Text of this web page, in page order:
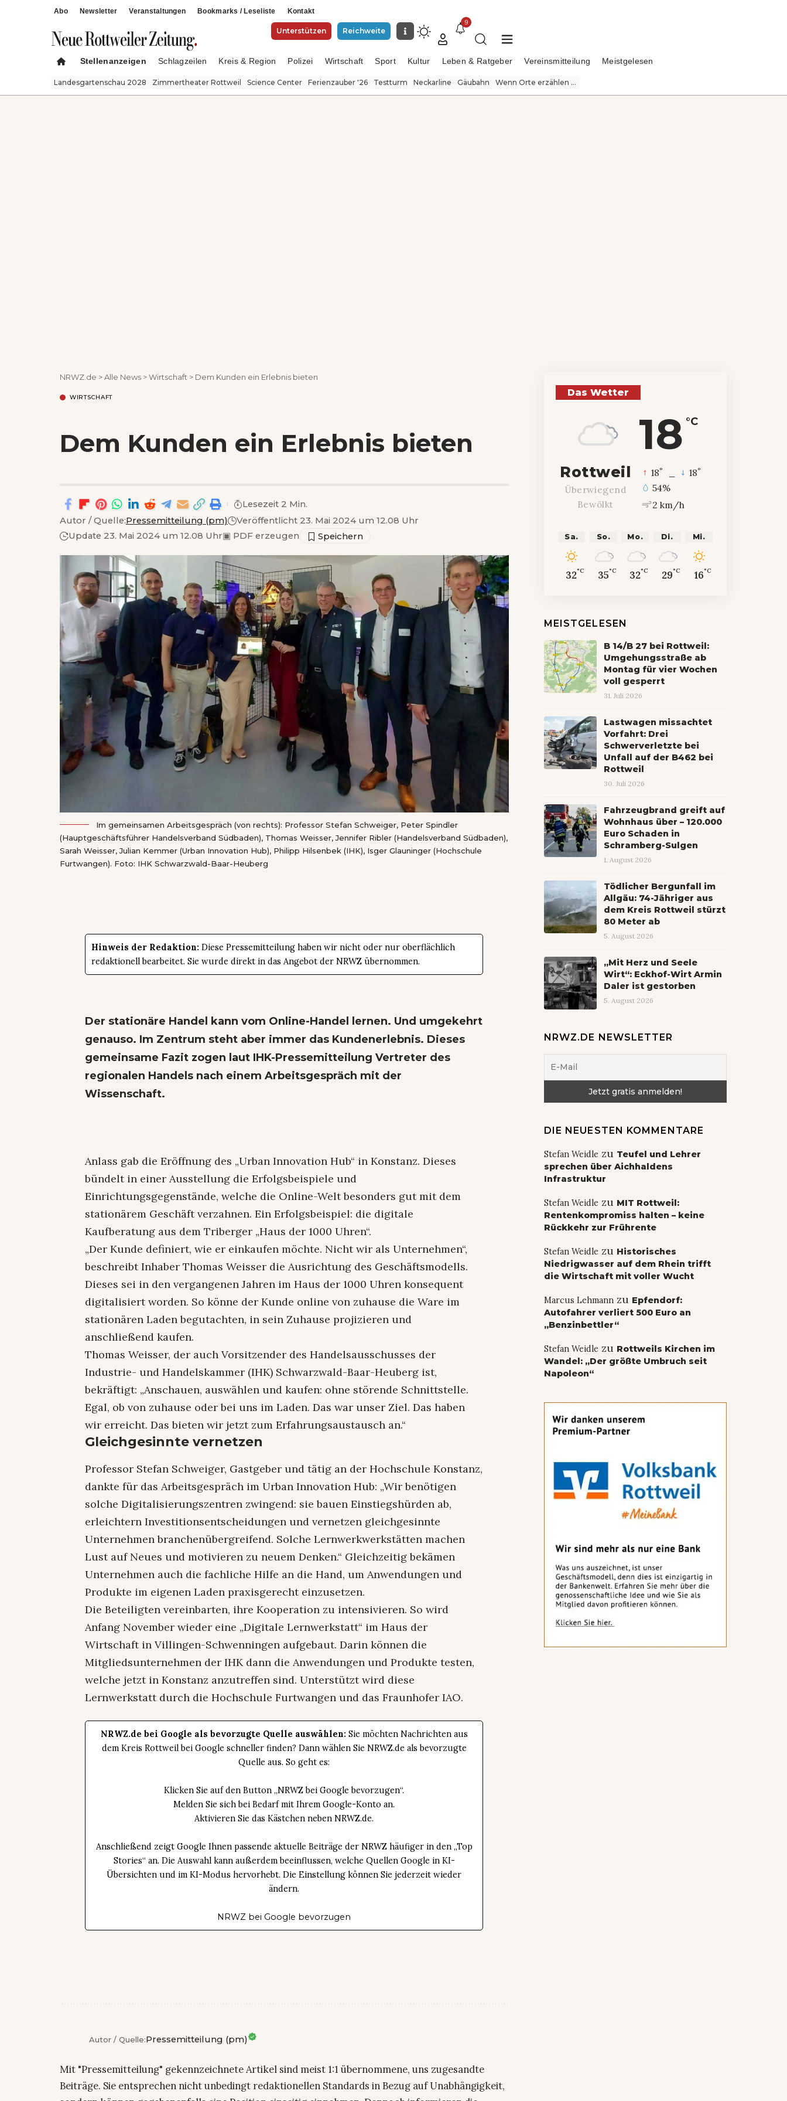
Abo Newsletter Veranstaltungen Bookmarks / Leseliste Kontakt
Unterstützen Reichweite
9
Stellenanzeigen Schlagzeilen Kreis & Region Polizei Wirtschaft Sport Kultur Leben & Ratgeber Vereinsmitteilung Meistgelesen
Landesgartenschau 2028 Zimmertheater Rottweil Science Center Ferienzauber '26 Testturm Neckarline Gäubahn Wenn Orte erzählen ...
NRWZ.de >Alle News >Wirtschaft > Dem Kunden ein Erlebnis bieten
WIRTSCHAFT
Dem Kunden ein Erlebnis bieten
Autor / Quelle:Pressemitteilung (pm)
Veröffentlicht 23. Mai 2024 um 12.08 Uhr
Update 23. Mai 2024 um 12.08 Uhr▣ PDF erzeugen
Lesezeit 2 Min.
Im gemeinsamen Arbeitsgespräch (von rechts): Professor Stefan Schweiger, Peter Spindler
(Hauptgeschäftsführer Handelsverband Südbaden), Thomas Weisser, Jennifer Ribler (Handelsverband Südbaden),
Sarah Weisser, Julian Kemmer (Urban Innovation Hub), Philipp Hilsenbek (IHK), Isger Glauninger (Hochschule
Furtwangen). Foto: IHK Schwarzwald-Baar-Heuberg
Hinweis der Redaktion: Diese Pressemitteilung haben wir nicht oder nur oberflächlich
redaktionell bearbeitet. Sie wurde direkt in das Angebot der NRWZ übernommen.
Der stationäre Handel kann vom Online-Handel lernen. Und umgekehrt
genauso. Im Zentrum steht aber immer das Kundenerlebnis. Dieses
gemeinsame Fazit zogen laut IHK-Pressemitteilung Vertreter des
regionalen Handels nach einem Arbeitsgespräch mit der
Wissenschaft.
Anlass gab die Eröffnung des „Urban Innovation Hub“ in Konstanz. Dieses
bündelt in einer Ausstellung die Erfolgsbeispiele und
Einrichtungsgegenstände, welche die Online-Welt besonders gut mit dem
stationärem Geschäft verzahnen. Ein Erfolgsbeispiel: die digitale
Kaufberatung aus dem Triberger „Haus der 1000 Uhren“.
„Der Kunde definiert, wie er einkaufen möchte. Nicht wir als Unternehmen“,
beschreibt Inhaber Thomas Weisser die Ausrichtung des Geschäftsmodells.
Dieses sei in den vergangenen Jahren im Haus der 1000 Uhren konsequent
digitalisiert worden. So könne der Kunde online von zuhause die Ware im
stationären Laden begutachten, in sein Zuhause projizieren und
anschließend kaufen.
Thomas Weisser, der auch Vorsitzender des Handelsausschusses der
Industrie- und Handelskammer (IHK) Schwarzwald-Baar-Heuberg ist,
bekräftigt: „Anschauen, auswählen und kaufen: ohne störende Schnittstelle.
Egal, ob von zuhause oder bei uns im Laden. Das war unser Ziel. Das haben
wir erreicht. Das bieten wir jetzt zum Erfahrungsaustausch an.“
Gleichgesinnte vernetzen
Professor Stefan Schweiger, Gastgeber und tätig an der Hochschule Konstanz,
dankte für das Arbeitsgespräch im Urban Innovation Hub: „Wir benötigen
solche Digitalisierungszentren zwingend: sie bauen Einstiegshürden ab,
erleichtern Investitionsentscheidungen und vernetzen gleichgesinnte
Unternehmen branchenübergreifend. Solche Lernwerkwerkstätten machen
Lust auf Neues und motivieren zu neuem Denken.“ Gleichzeitig bekämen
Unternehmen auch die fachliche Hilfe an die Hand, um Anwendungen und
Produkte im eigenen Laden praxisgerecht einzusetzen.
Die Beteiligten vereinbarten, ihre Kooperation zu intensivieren. So wird
Anfang November wieder eine „Digitale Lernwerkstatt“ im Haus der
Wirtschaft in Villingen-Schwenningen aufgebaut. Darin können die
Mitgliedsunternehmen der IHK dann die Anwendungen und Produkte testen,
welche jetzt in Konstanz anzutreffen sind. Unterstützt wird diese
Lernwerkstatt durch die Hochschule Furtwangen und das Fraunhofer IAO.
NRWZ.de bei Google als bevorzugte Quelle auswählen: Sie möchten Nachrichten aus
dem Kreis Rottweil bei Google schneller finden? Dann wählen Sie NRWZ.de als bevorzugte
Quelle aus. So geht es:
Klicken Sie auf den Button „NRWZ bei Google bevorzugen“.
Melden Sie sich bei Bedarf mit Ihrem Google-Konto an.
Aktivieren Sie das Kästchen neben NRWZ.de.
Anschließend zeigt Google Ihnen passende aktuelle Beiträge der NRWZ häufiger in den „Top
Stories“ an. Die Auswahl kann außerdem beeinflussen, welche Quellen Google in KI-
Übersichten und im KI-Modus hervorhebt. Die Einstellung können Sie jederzeit wieder
ändern.
NRWZ bei Google bevorzugen
Autor / Quelle:Pressemitteilung (pm)
Mit "Pressemitteilung" gekennzeichnete Artikel sind meist 1:1 übernommene, uns zugesandte
Beiträge. Sie entsprechen nicht unbedingt redaktionellen Standards in Bezug auf Unabhängigkeit,
Das Wetter
18 °C
Rottweil
Überwiegend
Bewölkt
18° 18°
54%
2 km/h
Sa.
32°C
So.
35°C
Mo.
32°C
Di.
29°C
Mi.
16°C
MEISTGELESEN
B 14/B 27 bei Rottweil:
Umgehungsstraße ab
Montag für vier Wochen
voll gesperrt
31. Juli 2026
Lastwagen missachtet
Vorfahrt: Drei
Schwerverletzte bei
Unfall auf der B462 bei
Rottweil
30. Juli 2026
Fahrzeugbrand greift auf
Wohnhaus über – 120.000
Euro Schaden in
Schramberg-Sulgen
1. August 2026
Tödlicher Bergunfall im
Allgäu: 74-Jähriger aus
dem Kreis Rottweil stürzt
80 Meter ab
5. August 2026
„Mit Herz und Seele
Wirt“: Eckhof-Wirt Armin
Daler ist gestorben
5. August 2026
NRWZ.DE NEWSLETTER
DIE NEUESTEN KOMMENTARE
Stefan Weidle zu Teufel und Lehrer
sprechen über Aichhaldens
Infrastruktur
Stefan Weidle zu MIT Rottweil:
Rentenkompromiss halten – keine
Rückkehr zur Frührente
Stefan Weidle zu Historisches
Niedrigwasser auf dem Rhein trifft
die Wirtschaft mit voller Wucht
Marcus Lehmannzu Epfendorf:
Autofahrer verliert 500 Euro an
„Benzinbettler“
Stefan Weidle zu Rottweils Kirchen im
Wandel: „Der größte Umbruch seit
Napoleon“